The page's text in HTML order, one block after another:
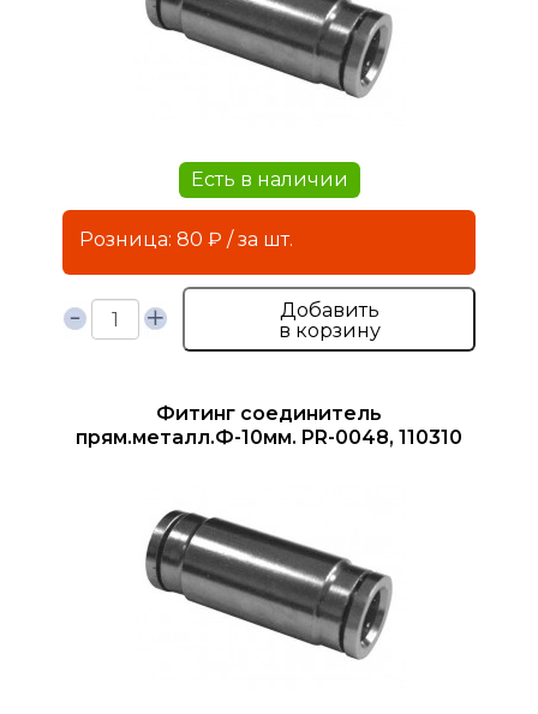
Есть в наличии
Розница: 80 ₽ / за шт.
Добавить
в корзину
Фитинг соединитель
прям.металл.Ф-10мм. PR-0048, 110310